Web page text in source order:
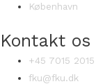
København
Kontakt os
+45 7015 2015
fku@fku.dk